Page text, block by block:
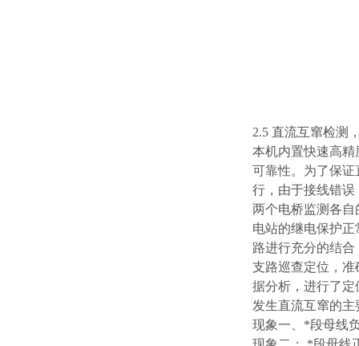
2.5 直流互窜检测
本机内置快速高
可靠性。为了保
行，由于接线错
两个电桥监测各
电站的继电保护
路进行充分的结
支路巡查定位，
据分析，进行了
发生直流互窜的
现象一、*段母线